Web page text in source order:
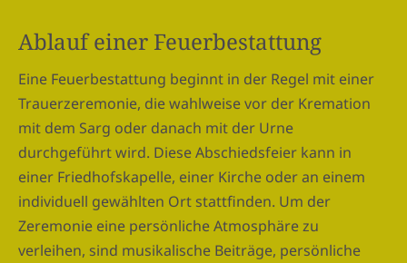
Ablauf einer Feuerbestattung
Eine Feuerbestattung beginnt in der Regel mit einer
Trauerzeremonie, die wahlweise vor der Kremation
mit dem Sarg oder danach mit der Urne
durchgeführt wird. Diese Abschiedsfeier kann in
einer Friedhofskapelle, einer Kirche oder an einem
individuell gewählten Ort stattfinden. Um der
Zeremonie eine persönliche Atmosphäre zu
verleihen, sind musikalische Beiträge, persönliche